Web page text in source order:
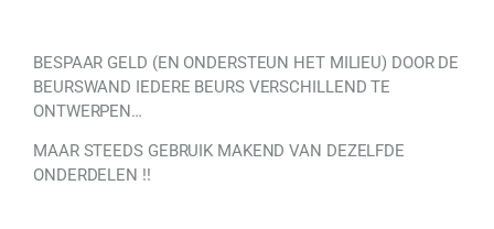
BESPAAR GELD (EN ONDERSTEUN HET MILIEU) DOOR DE
BEURSWAND IEDERE BEURS VERSCHILLEND TE
ONTWERPEN…
MAAR STEEDS GEBRUIK MAKEND VAN DEZELFDE
ONDERDELEN !!